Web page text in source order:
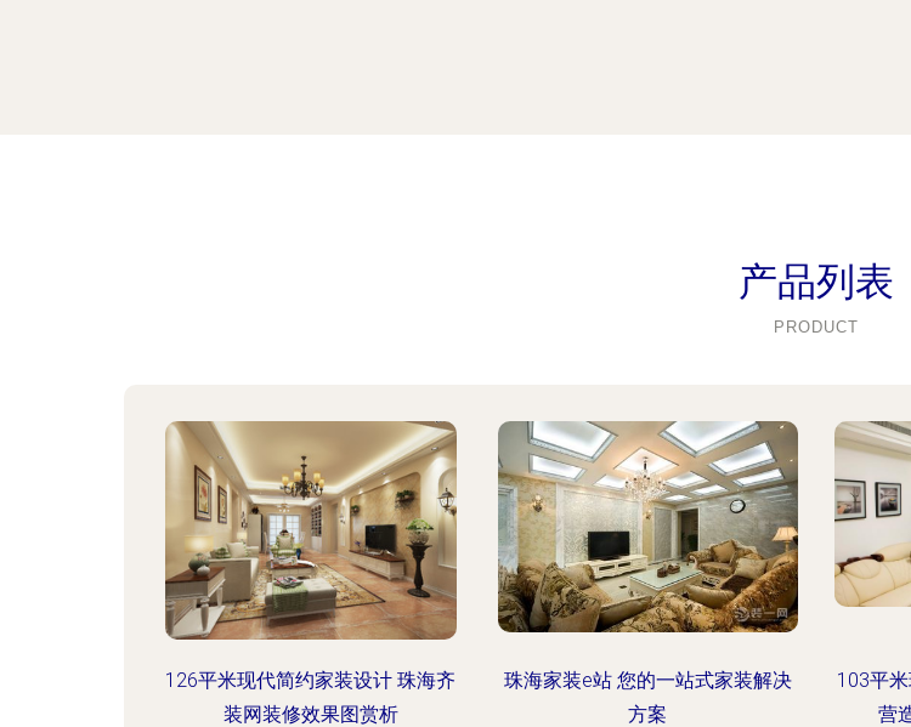
产品列表
PRODUCT
126平米现代简约家装设计 珠海齐
装网装修效果图赏析
珠海家装e站 您的一站式家装解决
方案
103平
营